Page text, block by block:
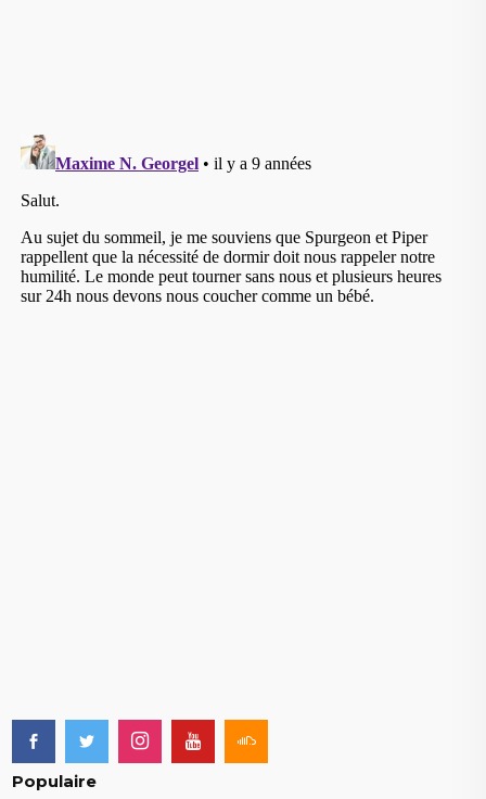
Populaire